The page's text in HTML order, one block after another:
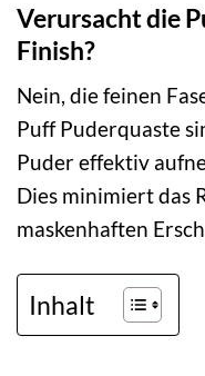
Verursacht die
Finish?
Nein, die feinen
Puff Puderquaste
Puder effektiv
Dies minimiert das
maskenhaften
Inhalt